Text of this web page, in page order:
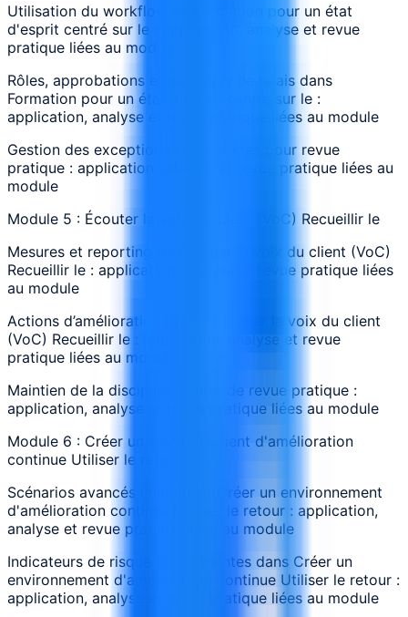
Utilisation du workflow de Formation pour un état
d'esprit centré sur le : application, analyse et revue
pratique liées au module
Rôles, approbations et passages de relais dans
Formation pour un état d'esprit centré sur le :
application, analyse et revue pratique liées au module
Gestion des exceptions et escalades pour revue
pratique : application, analyse et revue pratique liées au
module
Module 5 : Écouter la voix du client (VoC) Recueillir le
Mesures et reporting de Écouter la voix du client (VoC)
Recueillir le : application, analyse et revue pratique liées
au module
Actions d’amélioration liées à Écouter la voix du client
(VoC) Recueillir le : application, analyse et revue
pratique liées au module
Maintien de la discipline autour de revue pratique :
application, analyse et revue pratique liées au module
Module 6 : Créer un environnement d'amélioration
continue Utiliser le retour
Scénarios avancés impliquant Créer un environnement
d'amélioration continue Utiliser le retour : application,
analyse et revue pratique liées au module
Indicateurs de risque et contraintes dans Créer un
environnement d'amélioration continue Utiliser le retour :
application, analyse et revue pratique liées au module